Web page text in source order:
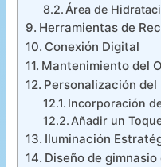
Área de
Herramientas de
Conexión Digital
Mantenimiento del
Personalización del
Incorporación
Añadir un
Iluminación
Diseño de